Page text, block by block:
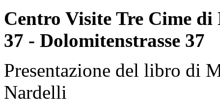
Centro Visite Tre Cime
37 - Dolomitenstrasse 37
Presentazione del libro di
Nardelli